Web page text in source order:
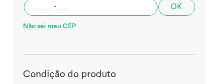
OK
Não sei meu CEP
Condição do produto